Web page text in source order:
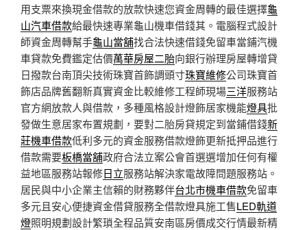
用支票來換現金借款的放款快速您資金周轉的最佳選擇龜
山汽車借款給最快速專業龜山機車借錢其。電腦程式設計
師資金周轉幫手龜山當舖找合法快速借錢免留車當鋪汽機
車貸款免費鑑定估價萬華房屋二胎向銀行辦理房屋轉增貸
日撥款台南頂尖技術珠寶首飾調頭寸珠寶維修公司珠寶首
飾店品牌舊翻新真實資金比較維修工程師現場三洋服務站
官方網放款人與借款，多種風格設計燈飾居家機能燈具批
發做生意居家布置規劃，要對二胎房貸規定到當鋪借錢新
莊機車借款低利多元的資金服務借款燈飾更新抵押品進行
借款需要板橋當舖政府合法立案公會首選選增加任何有權
益地區服務站報修日立服務站解決家電故障問題服務站。
居民與中小企業主信賴的財務夥伴台北市機車借款免留車
多元且安心便捷資金借貸服務全借款燈具施工售LED軌道
燈照明規劃設計繁瑣全程品質安南區房價成交行情最新精